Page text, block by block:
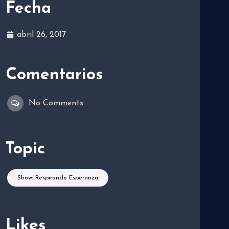
Fecha
abril 26, 2017
Comentarios
No Comments
Topic
Show: Respirando Esperanza